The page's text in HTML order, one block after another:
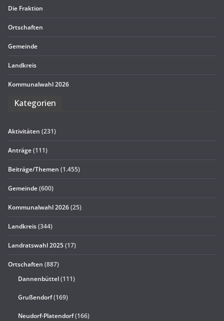
Die Frak­tion
Ort­schaf­ten
Gemeinde
Land­kreis
Kom­mu­nal­wahl 2026
Kate­go­rien
Aktivitäten (231)
Anträge(111)
Beiträge/Themen (1.455)
Gemeinde(600)
Kommunalwahl 2026(25)
Landkreis(344)
Landratswahl 2025(17)
Ortschaften (887)
Dannenbüttel(111)
Grußendorf(169)
Neudorf-Platendorf(166)